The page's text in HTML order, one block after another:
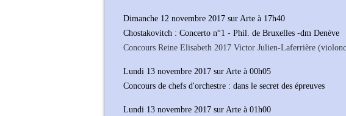
Dimanche 12 novembre 2017 sur Arte à 17h40
Chostakovitch : Concerto n°1 - Phil. de Bruxelles -dm Denève
Concours Reine Elisabeth 2017 Victor Julien-Laferrière
Lundi 13 novembre 2017 sur Arte à 00h05
Concours de chefs d'orchestre : dans le secret des épreuves
Lundi 13 novembre 2017 sur Arte à 01h00